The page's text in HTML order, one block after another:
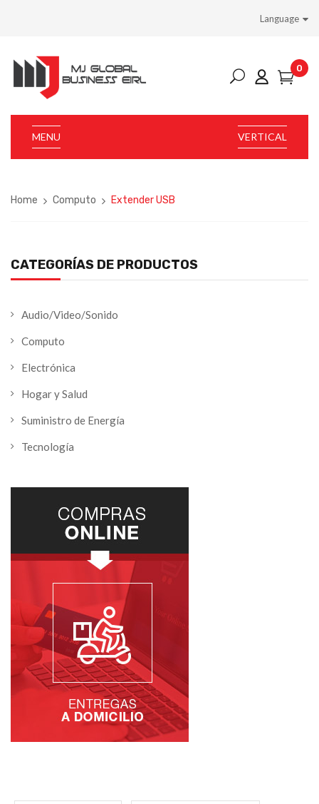
Language
0
VERTICAL
MENU
Home Computo Extender USB
CATEGORÍAS DE PRODUCTOS
Audio/Video/Sonido
Computo
Electrónica
Hogar y Salud
Suministro de Energía
Tecnología